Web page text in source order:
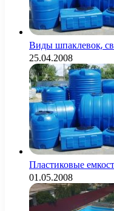
Виды шпаклевок,
25.04.2008
Пластиковые
01.05.2008